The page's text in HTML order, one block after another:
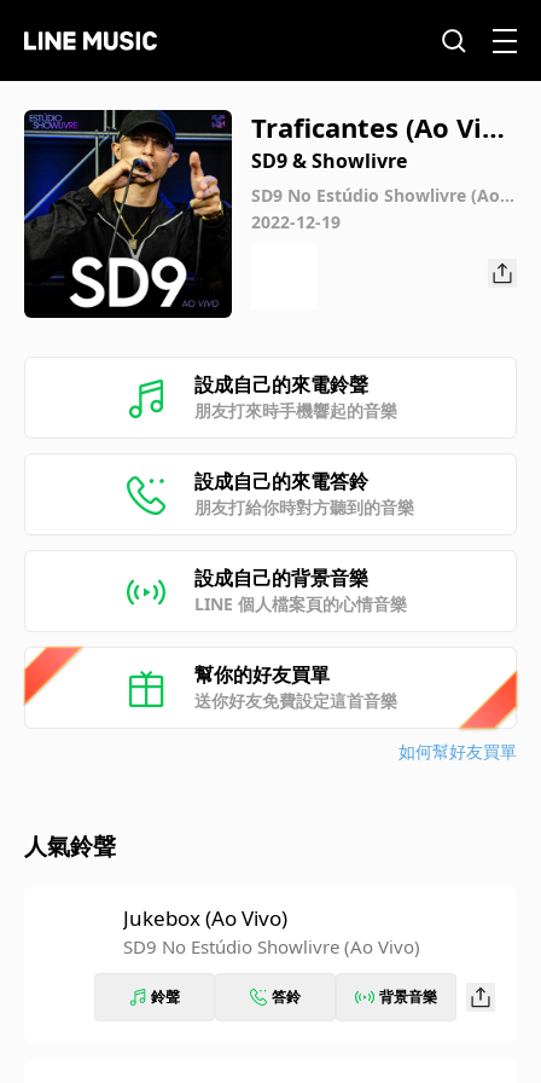
Traficantes (Ao Viv
o)
SD9 & Showlivre
SD9 No Estúdio Showlivre (Ao V
ivo)
2022-12-19
設成自己的來電鈴聲
朋友打來時手機響起的音樂
設成自己的來電答鈴
朋友打給你時對方聽到的音樂
設成自己的背景音樂
LINE 個人檔案頁的心情音樂
幫你的好友買單
送你好友免費設定這首音樂
如何幫好友買單
人氣鈴聲
Jukebox (Ao Vivo)
SD9 No Estúdio Showlivre (Ao Vivo)
鈴聲 答鈴 背景音樂